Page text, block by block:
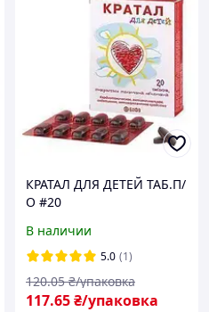
КРАТАЛ ДЛЯ ДЕТЕЙ ТАБ.П/
О #20
В наличии
5.0 (1)
117.65₴/упаковка
120.05 ₴/упаковка